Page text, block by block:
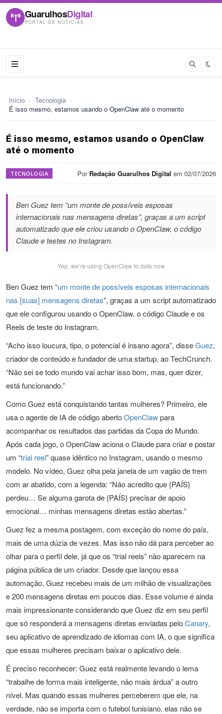
GuarulhosDigital
PORTAL DE NOTICIAS
Início › Tecnologia ›
É isso mesmo, estamos usando o OpenClaw até o momento
É isso mesmo, estamos usando o OpenClaw
até o momento
TECNOLOGIA Por Redação Guarulhos Digital em 02/07/2026
Ben Guez tem “um monte de possíveis esposas
internacionais nas mensagens diretas”, graças a um script
automatizado que ele criou usando o OpenClaw, o código
Claude e testes no Instagram.
Yep, we’re using OpenClaw to date now
Ben Guez tem “um monte de possíveis esposas internacionais
nas [suas] mensagens diretas”, graças a um script automatizado
que ele configurou usando o OpenClaw, o código Claude e os
Reels de teste do Instagram.
“Acho isso loucura, tipo, o potencial é insano agora”, disseGuez,
criador de conteúdo e fundador de uma startup, ao TechCrunch.
“Não sei se todo mundo vai achar isso bom, mas, quer dizer,
está funcionando.”
Como Guez está conquistando tantas mulheres? Primeiro, ele
usa o agente de IA de código abertoOpenClawpara
acompanhar os resultados das partidas da Copa do Mundo.
Após cada jogo, o OpenClaw aciona o Claude para criar e postar
um “trial reel” quase idêntico no Instagram, usando o mesmo
modelo. No vídeo, Guez olha pela janela de um vagão de trem
com ar abatido, com a legenda: “Não acredito que {PAÍS}
perdeu… Se alguma garota de {PAÍS} precisar de apoio
emocional… minhas mensagens diretas estão abertas.”
Guez fez a mesma postagem, com exceção do nome do país,
mais de uma dúzia de vezes. Mas isso não dá para perceber ao
olhar para o perfil dele, já que os “trial reels” não aparecem na
página pública de um criador. Desde que lançou essa
automação, Guez recebeu mais de um milhão de visualizações
e 200 mensagens diretas em poucos dias. Esse volume é ainda
mais impressionante considerando que Guez diz em seu perfil
que só responderá a mensagens diretas enviadas peloCanary,
seu aplicativo de aprendizado de idiomas com IA, o que significa
que essas mulheres precisam baixar o aplicativo dele.
É preciso reconhecer: Guez está realmente levando o lema
“trabalhe de forma mais inteligente, não mais árdua” a outro
nível. Mas quando essas mulheres perceberem que ele, na
verdade, não se importa com o futebol tunisiano, elas não se